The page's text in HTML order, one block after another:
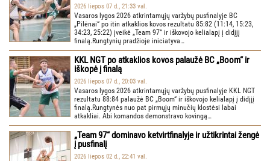
2026 liepos 07 d., 21:33 val.
Vasaros lygos 2026 atkrintamųjų varžybų pusfinalyje BC
„Pilėnai“ po itin atkaklios kovos rezultatu 85:82 (11:14, 15:23,
34:23, 25:22) įveikė „Team 97“ ir iškovojo kelialapį į didįjį
finalą.Rungtynių pradžioje iniciatyva…
KKL NGT po atkaklios kovos palaužė BC „Boom“ ir
iškopė į finalą
2026 liepos 07 d., 20:03 val.
Vasaros lygos 2026 atkrintamųjų varžybų pusfinalyje KKL NGT
rezultatu 88:84 palaužė BC „Boom“ ir iškovojo kelialapį į didįjį
finalą.Rungtynės nuo pat pirmųjų minučių klostėsi labai
atkakliai. Abi komandos demonstravo kovingą…
„Team 97“ dominavo ketvirtfinalyje ir užtikrintai žengė
į pusfinalį
2026 liepos 02 d., 22:41 val.